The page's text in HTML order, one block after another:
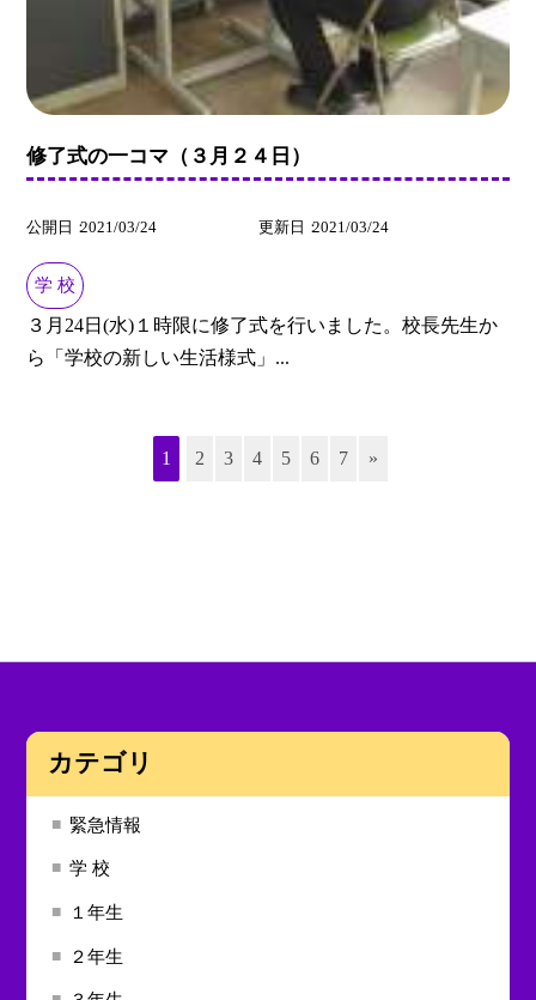
修了式の一コマ（３月２４日）
公開日 2021/03/24 更新日 2021/03/24
学 校
３月24日(水)１時限に修了式を行いました。校長先生か
ら「学校の新しい生活様式」...
1 2 3 4 5 6 7 »
カテゴリ
緊急情報
学 校
１年生
２年生